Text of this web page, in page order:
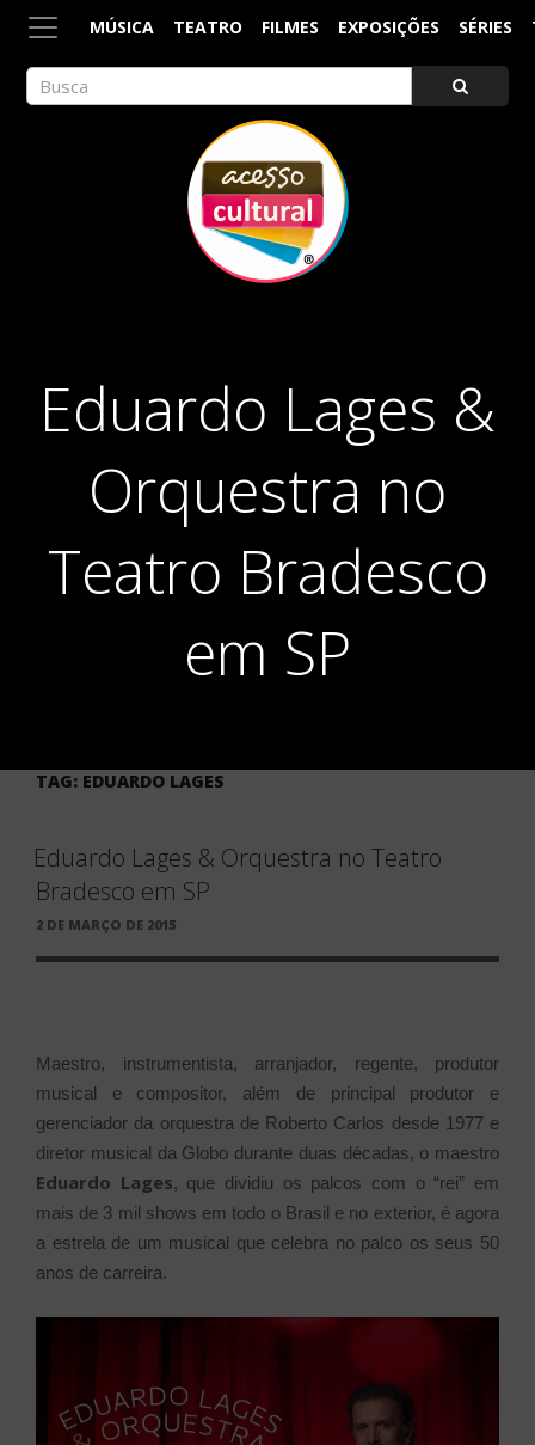
MÚSICA TEATRO FILMES EXPOSIÇÕES SÉRIES
Eduardo Lages &
Orquestra no
Teatro Bradesco
em SP
TAG: EDUARDO LAGES
Eduardo Lages & Orquestra no Teatro
Bradesco em SP
PUBLICADO
2 DE MARÇO DE 2015
Maestro, instrumentista, arranjador, regente, produtor
musical e compositor, além de principal produtor e
gerenciador da orquestra de Roberto Carlos desde 1977 e
diretor musical da Globo durante duas décadas, o maestro
Eduardo Lages, que dividiu os palcos com o “rei” em
mais de 3 mil shows em todo o Brasil e no exterior, é agora
a estrela de um musical que celebra no palco os seus 50
anos de carreira.